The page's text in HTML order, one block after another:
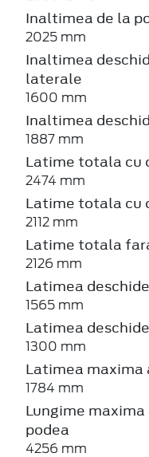
Inaltimea de la
2025 mm
Inaltimea
laterale
1600 mm
Inaltimea
1887 mm
Latime totala cu
2474 mm
Latime totala cu
2112 mm
Latime totala
2126 mm
Latimea
1565 mm
Latimea
1300 mm
Latimea maxima
1784 mm
Lungime
podea
4256 mm